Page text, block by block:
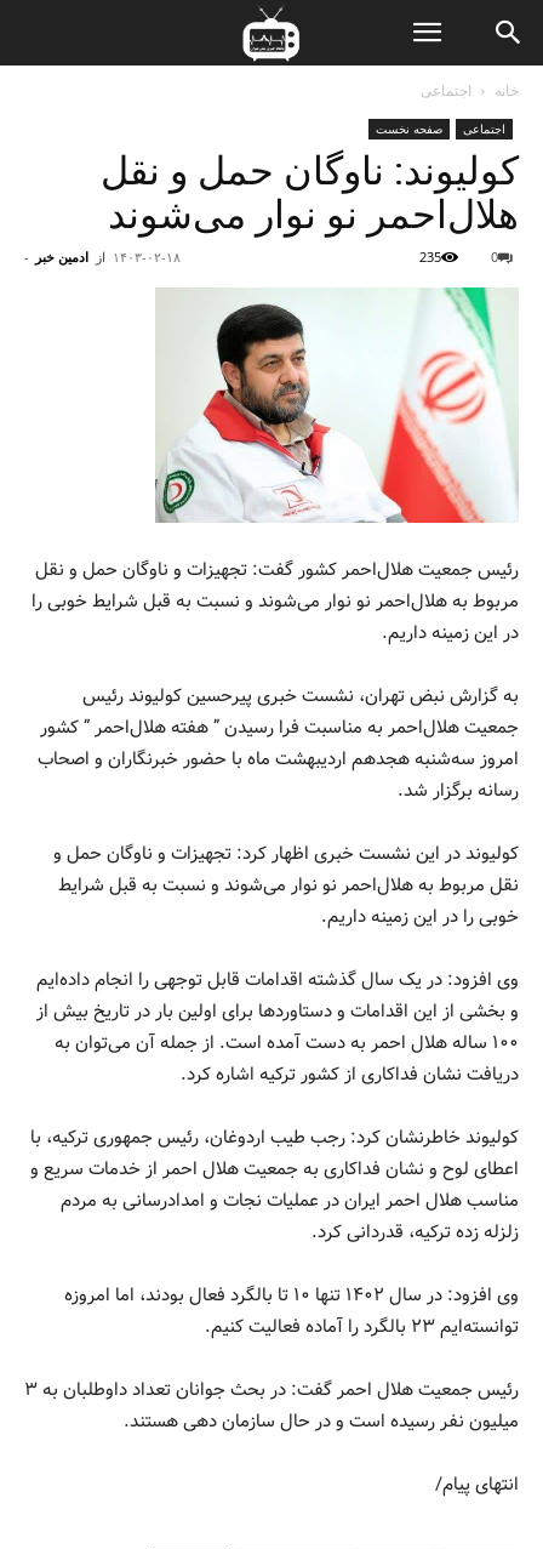
خانه اجتماعی
اجتماعی صفحه نخست
کولیوند: ناوگان حمل و نقل
هلال‌احمر نو نوار می‌شوند
از ادمین خبر - ۱۴۰۳-۰۲-۱۸ 0
235
رئیس جمعیت هلال‌احمر کشور گفت: تجهیزات و ناوگان حمل و نقل
مربوط به هلال‌احمر نو نوار می‌شوند و نسبت به قبل شرایط خوبی را
در این زمینه داریم.
به گزارش نبض تهران، نشست خبری پیرحسین کولیوند رئیس
جمعیت هلال‌احمر به مناسبت فرا رسیدن ” هفته هلال‌احمر ” کشور
امروز سه‌شنبه هجدهم اردیبهشت ماه با حضور خبرنگاران و اصحاب
رسانه برگزار شد.
کولیوند در این نشست خبری اظهار کرد: تجهیزات و ناوگان حمل و
نقل مربوط به هلال‌احمر نو نوار می‌شوند و نسبت به قبل شرایط
خوبی را در این زمینه داریم.
وی افزود: در یک سال گذشته اقدامات قابل توجهی را انجام داده‌ایم
و بخشی از این اقدامات و دستاوردها برای اولین بار در تاریخ بیش از
۱۰۰ ساله هلال احمر به دست آمده است. از جمله آن می‌توان به
دریافت نشان فداکاری از کشور ترکیه اشاره کرد.
کولیوند خاطرنشان کرد: رجب طیب اردوغان، رئیس جمهوری ترکیه، با
اعطای لوح و نشان فداکاری به جمعیت هلال احمر از خدمات سریع و
مناسب هلال احمر ایران در عملیات نجات و امدادرسانی به مردم
زلزله زده ترکیه، قدردانی کرد.
وی افزود: در سال ۱۴۰۲ تنها ۱۰ تا بالگرد فعال بودند، اما امروزه
توانسته‌ایم ۲۳ بالگرد را آماده فعالیت کنیم.
رئیس جمعیت هلال احمر گفت: در بحث جوانان تعداد داوطلبان به ۳
میلیون نفر رسیده است و در حال سازمان دهی هستند.
انتهای پیام/